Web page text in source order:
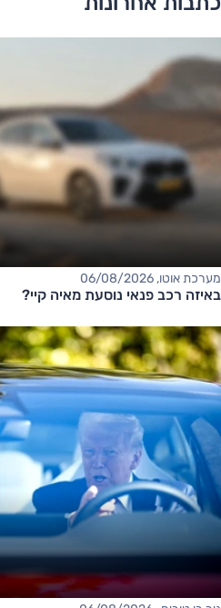
מערכת אוטו, 06/08/2026
באיזה רכב פנאי נוסעת מאיה קיי?